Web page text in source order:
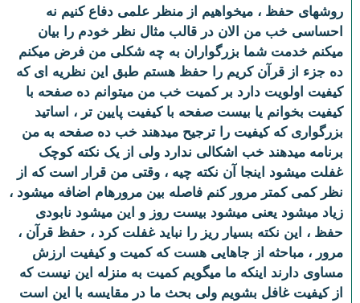
روشهای حفظ ، میخواهیم از منظر علمی دفاع کنیم نه
احساسی خب من الان در قالب مثال نظر خودم را بیان
میکنم خدمت شما بزرگواران به چه شکلی من فرض میکنم
ده جزء از قرآن کریم را حفظ هستم طبق این نظریه ای که
کیفیت اولویت دارد بر کمیت خب من میتوانم ده صفحه با
کیفیت بخوانم یا بیست صفحه با کیفیت پایین تر ، اساتید
بزرگواری که کیفیت را ترجیح میدهند خب ده صفحه به من
برنامه میدهند خب اشکالی ندارد ولی از یک نکته کوچک
غفلت میشود اینجا آن نکته چیه ، وقتی من قرار است که از
نظر کمی کمتر مرور کنم فاصله بین مرورهام اضافه میشود ،
زیاد میشود یعنی میشود بیست روز و این میشود نابودی
حفظ ، این نکته بسیار ریز را نباید غفلت کرد ، حفظ قرآن ،
مرور ، مباحثه از جاهایی هست که کمیت و کیفیت ارزش
مساوی دارند اینکه ما میگویم کمیت به منزله این نیست که
از کیفیت غافل بشویم ولی بحث ما در مقایسه با این است